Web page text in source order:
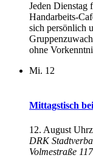
Jeden
Handarbeits-
sich persönlich
ohne
Mi. 12
Mittagstisch
12. August
DRK
Volmestraße